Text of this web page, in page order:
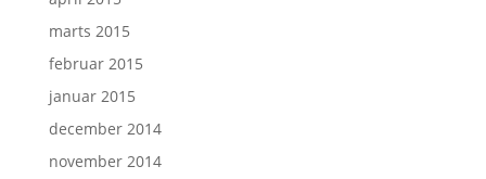
marts 2015
februar 2015
januar 2015
december 2014
november 2014